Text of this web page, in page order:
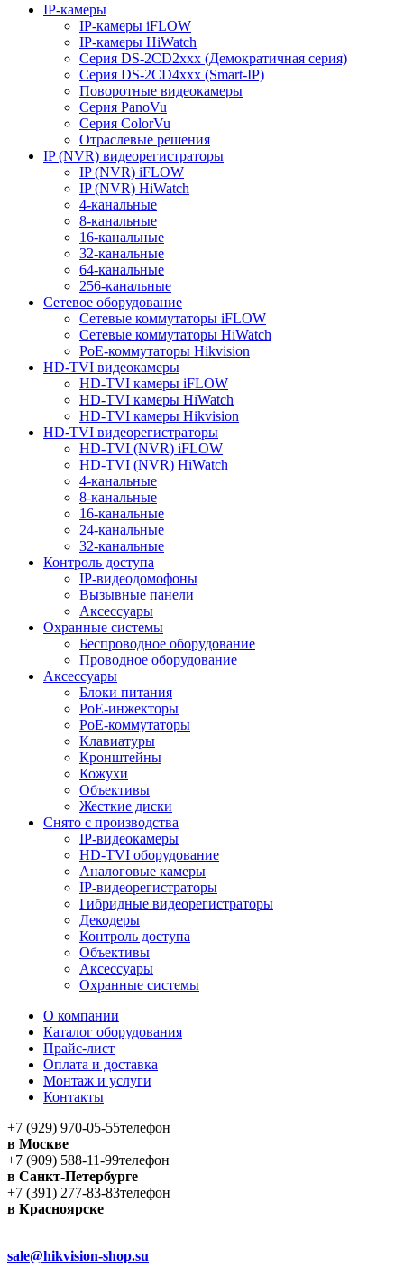
IP-камеры
IP-камеры iFLOW
IP-камеры HiWatch
Серия DS-2CD2xxx (Демократичная серия)
Серия DS-2CD4xxx (Smart-IP)
Поворотные видеокамеры
Серия PanoVu
Серия ColorVu
Отраслевые решения
IP (NVR) видеорегистраторы
IP (NVR) iFLOW
IP (NVR) HiWatch
4-канальные
8-канальные
16-канальные
32-канальные
64-канальные
256-канальные
Сетевое оборудование
Сетевые коммутаторы iFLOW
Сетевые коммутаторы HiWatch
PoE-коммутаторы Hikvision
HD-TVI видеокамеры
HD-TVI камеры iFLOW
HD-TVI камеры HiWatch
HD-TVI камеры Hikvision
HD-TVI видеорегистраторы
HD-TVI (NVR) iFLOW
HD-TVI (NVR) HiWatch
4-канальные
8-канальные
16-канальные
24-канальные
32-канальные
Контроль доступа
IP-видеодомофоны
Вызывные панели
Аксессуары
Охранные системы
Беспроводное оборудование
Проводное оборудование
Аксессуары
Блоки питания
PoE-инжекторы
PoE-коммутаторы
Клавиатуры
Кронштейны
Кожухи
Объективы
Жесткие диски
Снято с производства
IP-видеокамеры
HD-TVI оборудование
Аналоговые камеры
IP-видеорегистраторы
Гибридные видеорегистраторы
Декодеры
Контроль доступа
Объективы
Аксессуары
Охранные системы
О компании
Каталог оборудования
Прайс-лист
Оплата и доставка
Монтаж и услуги
Контакты
+7 (929) 970-05-55телефон
в Москве
+7 (909) 588-11-99телефон
в Санкт-Петербурге
+7 (391) 277-83-83телефон
в Красноярске
sale@hikvision-shop.su